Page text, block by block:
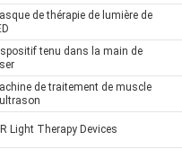
de thérapie de lumière de
tenu dans la main de
de traitement de muscle
Light Therapy Devices